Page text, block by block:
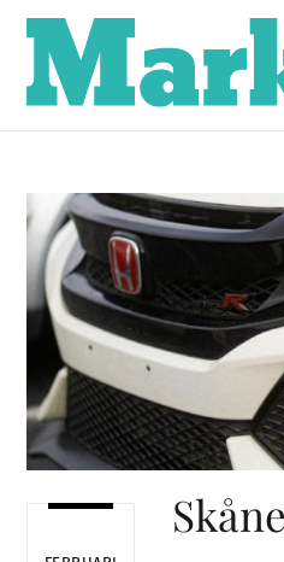
Skip
content